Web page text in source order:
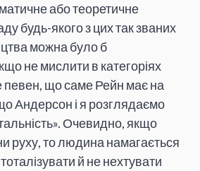
або теоретичне
будь-якого з цих так званих
можна було б
не мислити в категоріях
певен, що саме Рейн має на
Андерсон і я розглядаємо
Очевидно, якщо
руху, то людина намагається
й не нехтувати